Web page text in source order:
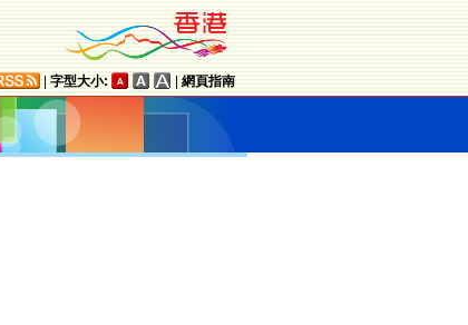
字型大小: 網頁指南